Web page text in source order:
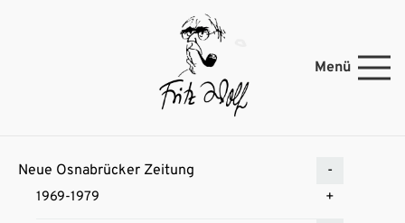
Menü
Neue Osnabrücker Zeitung
1969-1979